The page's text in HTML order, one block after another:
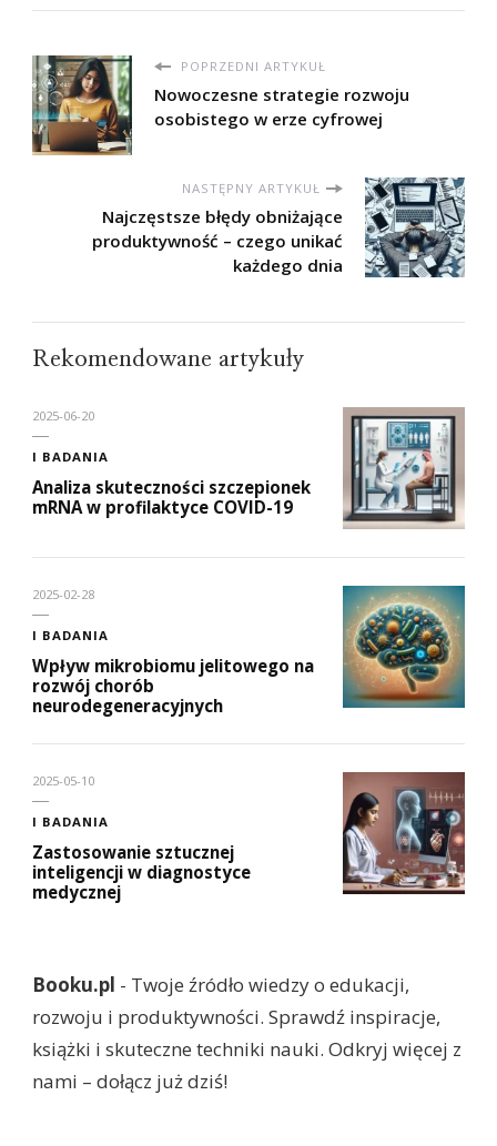
POPRZEDNI ARTYKUŁ
Nowoczesne strategie rozwoju
osobistego w erze cyfrowej
NASTĘPNY ARTYKUŁ
Najczęstsze błędy obniżające
produktywność – czego unikać
każdego dnia
Rekomendowane artykuły
2025-06-20
I BADANIA
Analiza skuteczności szczepionek
mRNA w profilaktyce COVID-19
2025-02-28
I BADANIA
Wpływ mikrobiomu jelitowego na
rozwój chorób
neurodegeneracyjnych
2025-05-10
I BADANIA
Zastosowanie sztucznej
inteligencji w diagnostyce
medycznej
Booku.pl - Twoje źródło wiedzy o edukacji,
rozwoju i produktywności. Sprawdź inspiracje,
książki i skuteczne techniki nauki. Odkryj więcej z
nami – dołącz już dziś!